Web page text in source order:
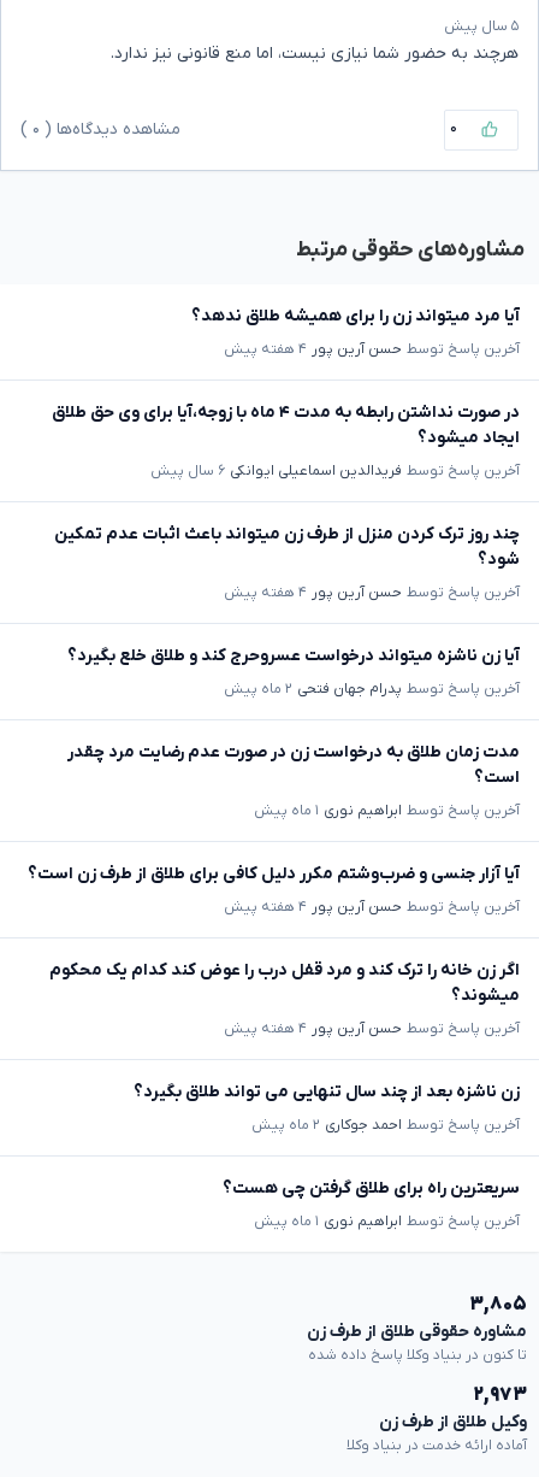
۵ سال پیش
هرچند به حضور شما نیازی نیست، اما منع قانونی نیز ندارد.
۰ مشاهده دیدگاه‌ها ( ۰
مشاوره‌های حقوقی مرتبط
آیا مرد میتواند زن را برای همیشه طلاق ندهد؟
آخرین پاسخ توسط حسن آرین پور ۴ هفته پیش
در صورت نداشتن رابطه به مدت ۴ ماه با زوجه،آیا برای وی حق طلاق
ایجاد میشود؟
آخرین پاسخ توسط فریدالدین اسماعیلی ایوانکی ۶ سال پیش
چند روز ترک کردن منزل از طرف زن میتواند باعث اثبات عدم تمکین
شود؟
آخرین پاسخ توسط حسن آرین پور ۴ هفته پیش
آیا زن ناشزه میتواند درخواست عسروحرج کند و طلاق خلع بگیرد؟
آخرین پاسخ توسط پدرام جهان فتحی ۲ ماه پیش
مدت زمان طلاق به درخواست زن در صورت عدم رضایت مرد چقدر
است؟
آخرین پاسخ توسط ابراهیم نوری ۱ ماه پیش
آیا آزار جنسی و ضرب‌وشتم مکرر دلیل کافی برای طلاق از طرف زن است؟
آخرین پاسخ توسط حسن آرین پور ۴ هفته پیش
اگر زن خانه را ترک کند و مرد قفل درب را عوض کند کدام یک محکوم
میشوند؟
آخرین پاسخ توسط حسن آرین پور ۴ هفته پیش
زن ناشزه بعد از چند سال تنهایی می تواند طلاق بگیرد؟
آخرین پاسخ توسط احمد جوکاری ۲ ماه پیش
سریعترین راه برای طلاق گرفتن چی هست؟
آخرین پاسخ توسط ابراهیم نوری ۱ ماه پیش
۳,۸۰۵
مشاوره حقوقی طلاق از طرف زن
تا کنون در بنیاد وکلا پاسخ داده شده
۲,۹۷۳
وکیل طلاق از طرف زن
آماده ارائه خدمت در بنیاد وکلا